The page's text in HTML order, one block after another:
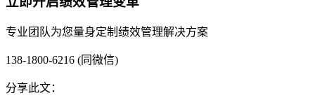
专业团队为您量身定制绩效管理解决方案
138-1800-6216 (同微信)
分享此文：